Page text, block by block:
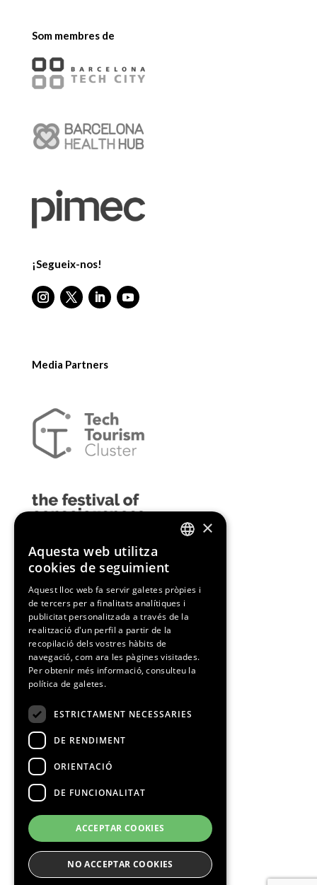
Som membres de
¡Segueix-nos!
Media Partners
CATALAN
×
Aquesta web utilitza
cookies de seguimient
Aquest lloc web fa servir galetes pròpies i
de tercers per a finalitats analítiques i
publicitat personalitzada a través de la
realització d'un perfil a partir de la
recopilació dels vostres hàbits de
navegació, com ara les pàgines visitades.
Per obtenir més informació, consulteu la
política de galetes.
ESTRICTAMENT NECESSARIES
DE RENDIMENT
ORIENTACIÓ
DE FUNCIONALITAT
ACCEPTAR COOKIES
NO ACCEPTAR COOKIES